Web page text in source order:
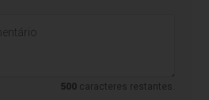
500 caracteres restantes.